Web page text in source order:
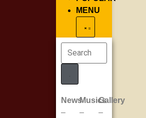
MENU
News
–
Musics
–
Gallery
–